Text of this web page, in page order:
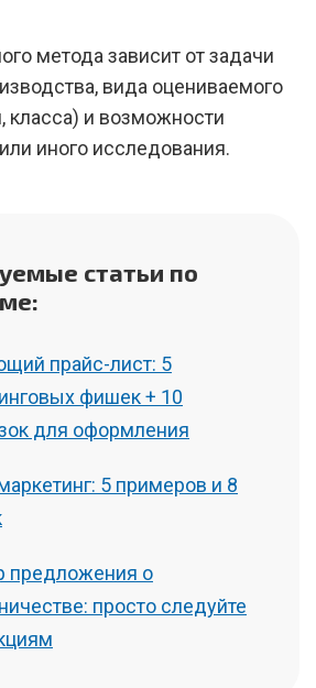
метода зависит от задачи
вида оцениваемого
класса) и возможности
иного исследования.
статьи по
прайс-лист: 5
фишек + 10
для оформления
5 примеров и 8
предложения о
просто следуйте